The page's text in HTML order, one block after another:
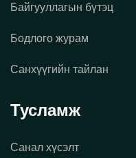
Байгууллагын бүтэц
Бодлого журам
Санхүүгийн тайлан
Тусламж
Санал хүсэлт